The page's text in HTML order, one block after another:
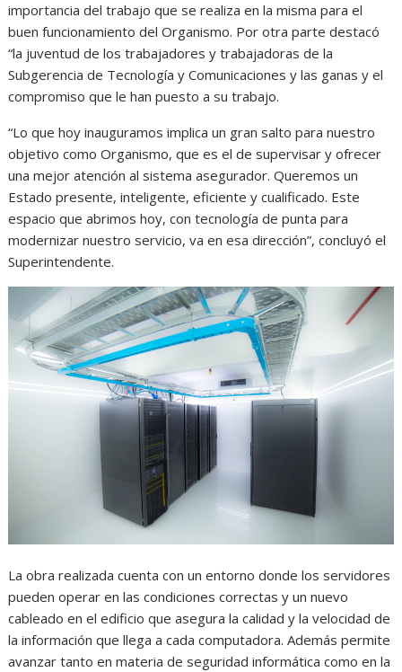
importancia del trabajo que se realiza en la misma para el
buen funcionamiento del Organismo. Por otra parte destacó
“la juventud de los trabajadores y trabajadoras de la
Subgerencia de Tecnología y Comunicaciones y las ganas y el
compromiso que le han puesto a su trabajo.
“Lo que hoy inauguramos implica un gran salto para nuestro
objetivo como Organismo, que es el de supervisar y ofrecer
una mejor atención al sistema asegurador. Queremos un
Estado presente, inteligente, eficiente y cualificado. Este
espacio que abrimos hoy, con tecnología de punta para
modernizar nuestro servicio, va en esa dirección”, concluyó el
Superintendente.
La obra realizada cuenta con un entorno donde los servidores
pueden operar en las condiciones correctas y un nuevo
cableado en el edificio que asegura la calidad y la velocidad de
la información que llega a cada computadora. Además permite
avanzar tanto en materia de seguridad informática como en la